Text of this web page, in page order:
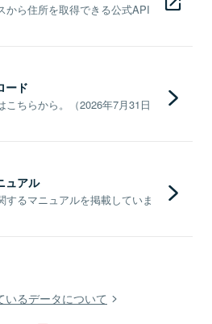
から住所を取得できる公式API
ード
ちらから。（2026年7月31日
ュアル
るマニュアルを掲載していま
るデータについて